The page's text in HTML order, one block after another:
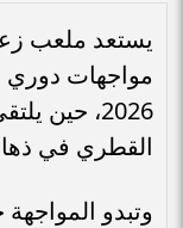
يستعد ملعب
2026، حين
القطري في
وتبدو